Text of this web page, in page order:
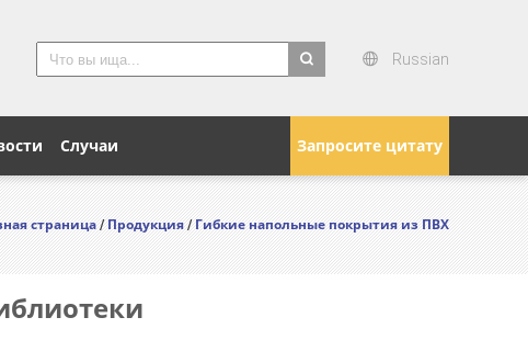
Russian
Запросите цитату
Случаи
страница /Продукция/Гибкие напольные покрытия из ПВХ